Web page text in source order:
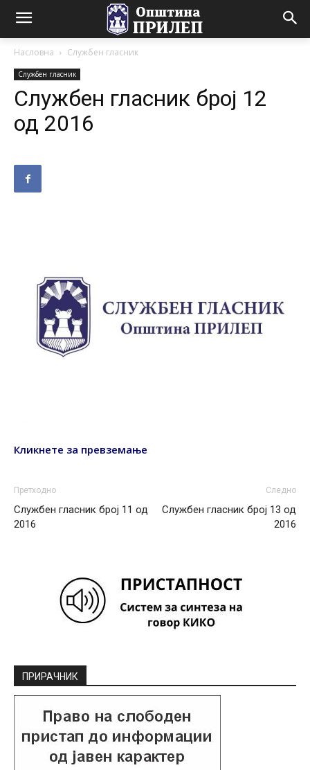
Насловна Службен гласник
Службен гласник
Службен гласник број 12
од 2016
Кликнете за превземање
Претходно
Службен гласник број 11 од
2016
Следно
Службен гласник број 13 од
2016
ПРИРАЧНИК